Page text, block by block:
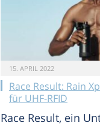
15. APRIL 2022
Race Result: Rain
für UHF-RFID
Race Result, ein